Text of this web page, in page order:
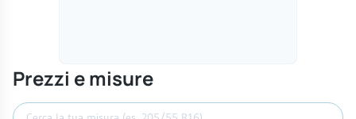
Prezzi e misure
Cerca misura